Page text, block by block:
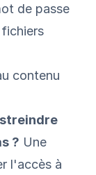
de passe
contenu
? Une
l'accès à